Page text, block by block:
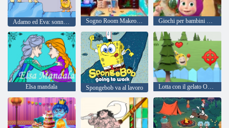
Adamo ed Eva: sonnambulo Sogno Room Makeover Giochi per bambini Masha e Orso
Elsa mandala Spongebob va al lavoro Lotta con il gelato Oddbods